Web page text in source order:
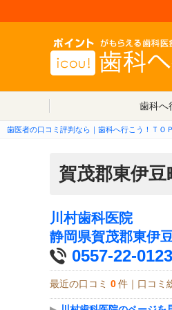
歯科へ
歯医者の口コミ評判なら｜歯科へ行こう！ＴＯ
賀茂郡東伊
川村歯科医院
静岡県賀茂郡東伊
0557-22-0123
最近の口コミ 0 件｜口コミ